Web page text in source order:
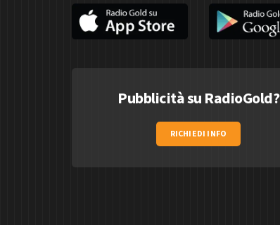
Pubblicità su RadioGold?
RICHIEDI INFO